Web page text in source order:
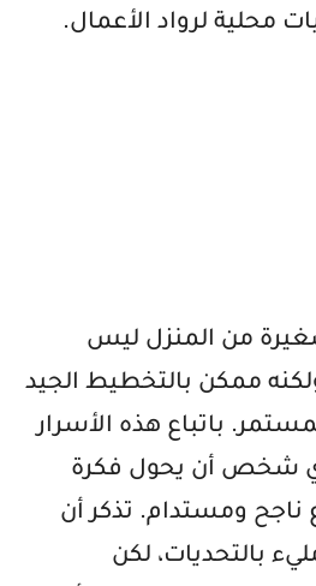
محلية لرواد الأعمال.
من المنزل ليس
ممكن بالتخطيط الجيد
باتباع هذه الأسرار
شخص أن يحول فكرة
ومستدام. تذكر أن
بالتحديات، لكن